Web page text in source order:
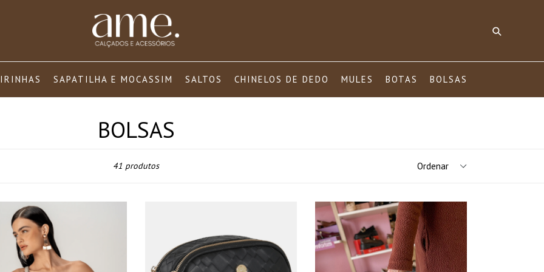
SAPATILHA E MOCASSIM SALTOS CHINELOS DE DEDO MULES BOTAS BOLSAS
BOLSAS
41 produtos